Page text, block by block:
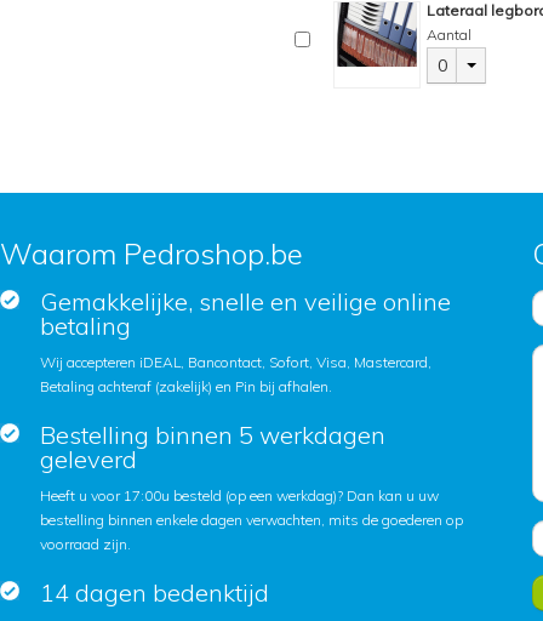
Lateraal
Aantal
0
Waarom Pedroshop.be
Gemakkelijke, snelle en veilige online
betaling
Wij accepteren iDEAL, Bancontact, Sofort, Visa, Mastercard,
Betaling achteraf (zakelijk) en Pin bij afhalen.
Bestelling binnen 5 werkdagen
geleverd
Heeft u voor 17:00u besteld (op een werkdag)? Dan kan u uw
bestelling binnen enkele dagen verwachten, mits de goederen op
voorraad zijn.
14 dagen bedenktijd